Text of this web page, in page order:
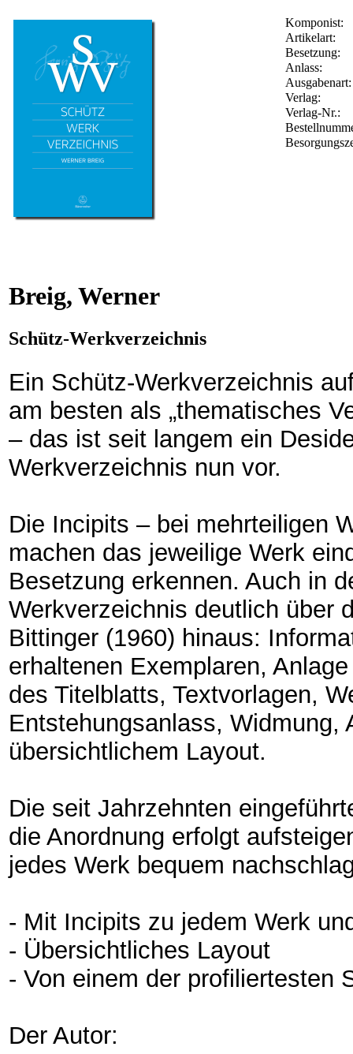
Komponist:
Artikelart:
Besetzung:
Anlass:
Ausgabenart:
Verlag:
Verlag-Nr.:
Breig, Werner
Schütz-Werkverzeichnis
Ein Schütz-Werkverzeichnis
am besten als „thematisches
– das ist seit langem ein
Werkverzeichnis nun vor.
Die Incipits – bei mehrteiligen
machen das jeweilige Werk
Besetzung erkennen. Auch in
Werkverzeichnis deutlich über
Bittinger (1960) hinaus:
erhaltenen Exemplaren,
des Titelblatts, Textvorlagen,
Entstehungsanlass, Widmung,
übersichtlichem Layout.
Die seit Jahrzehnten
die Anordnung erfolgt
jedes Werk bequem
- Mit Incipits zu jedem Werk
- Übersichtliches Layout
- Von einem der profiliertesten
Der Autor: